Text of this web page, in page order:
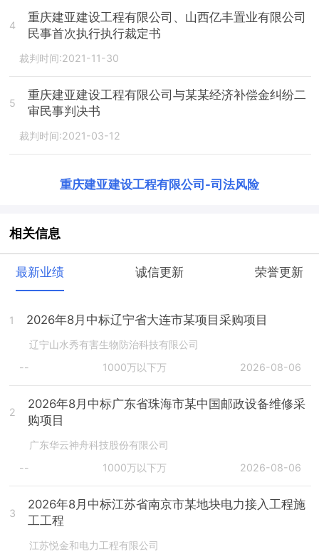
4
重庆建亚建设工程有限公司、山西亿丰置业有限公司
民事首次执行执行裁定书
裁判时间:2021-11-30
5
重庆建亚建设工程有限公司与某某经济补偿金纠纷二
审民事判决书
裁判时间:2021-03-12
重庆建亚建设工程有限公司 -司法风险
相关信息
最新业绩 诚信更新 荣誉更新
1 2026年8月中标辽宁省大连市某项目采购项目
辽宁山水秀有害生物防治科技有限公司
--
1000万以下万 2026-08-06
2
2026年8月中标广东省珠海市某中国邮政设备维修采
购项目
广东华云神舟科技股份有限公司
--
1000万以下万 2026-08-06
3
2026年8月中标江苏省南京市某地块电力接入工程施
工工程
江苏悦金和电力工程有限公司